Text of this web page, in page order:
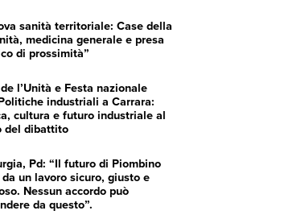
sanità territoriale: Case della
medicina generale e presa
di prossimità”
l’Unità e Festa nazionale
industriali a Carrara:
cultura e futuro industriale al
del dibattito
Pd: “Il futuro di Piombino
da un lavoro sicuro, giusto e
Nessun accordo può
da questo”.